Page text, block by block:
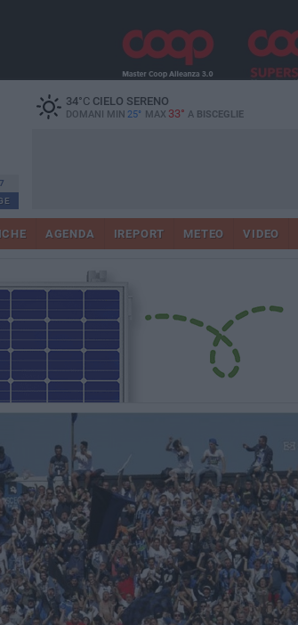
34°CCIELO SERENO
DOMANI MIN 25° MAX 33° A BISCEGLIE
AGENDA IREPORT METEO VIDEO